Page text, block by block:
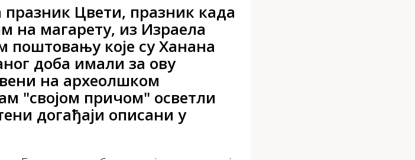
празник Цвети, празник када
на магарету, из Израела
поштовању које су Ханана
доба имали за ову
на археолшком
"својом причом" осветли
догађаји описани у